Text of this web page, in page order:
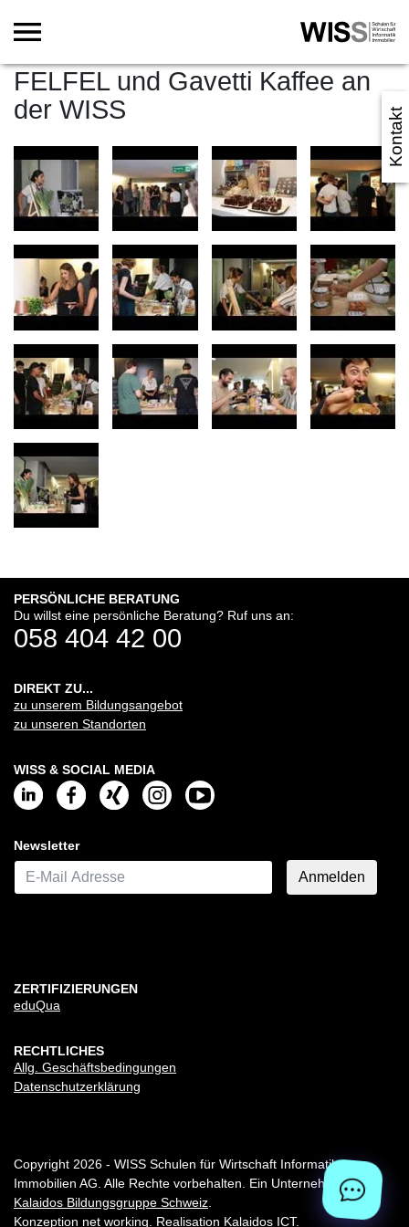
Kontakt
FELFEL und Gavetti Kaffee an
der WISS
PERSÖNLICHE BERATUNG
Du willst eine persönliche Beratung? Ruf uns an:
058 404 42 00
DIREKT ZU...
zu unserem Bildungsangebot
zu unseren Standorten
WISS & SOCIAL MEDIA
Newsletter
E-Mail*
Anmelden
ZERTIFIZIERUNGEN
eduQua
RECHTLICHES
Allg. Geschäftsbedingungen
Datenschutzerklärung
Copyright 2026 - WISS Schulen für Wirtschaft Informatik
Immobilien AG. Alle Rechte vorbehalten. Ein Unternehmen der
Kalaidos Bildungsgruppe Schweiz
Konzeption net working . Realisation Kalaidos ICT.